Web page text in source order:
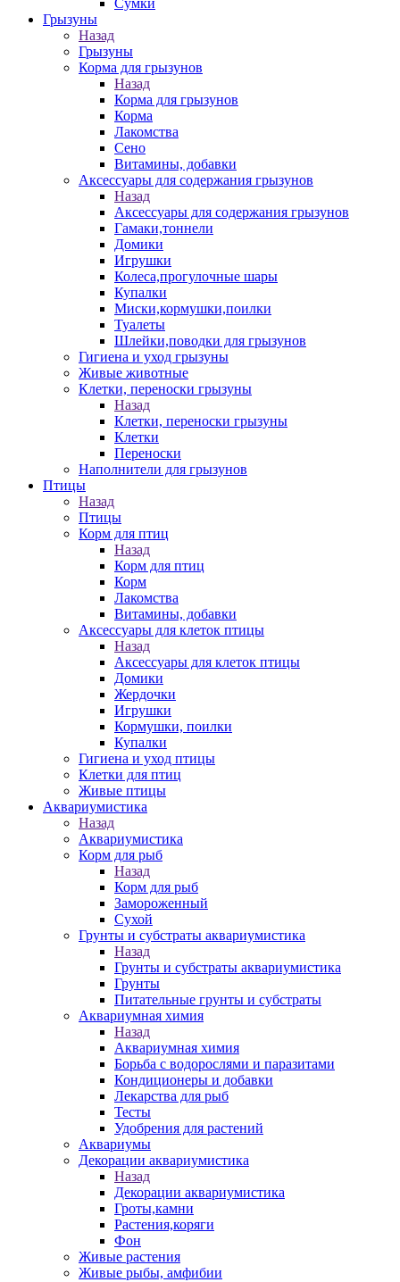
Сумки
Грызуны
Назад
Грызуны
Корма для грызунов
Назад
Корма для грызунов
Корма
Лакомства
Сено
Витамины, добавки
Аксессуары для содержания грызунов
Назад
Аксессуары для содержания грызунов
Гамаки,тоннели
Домики
Игрушки
Колеса,прогулочные шары
Купалки
Миски,кормушки,поилки
Туалеты
Шлейки,поводки для грызунов
Гигиена и уход грызуны
Живые животные
Клетки, переноски грызуны
Назад
Клетки, переноски грызуны
Клетки
Переноски
Наполнители для грызунов
Птицы
Назад
Птицы
Корм для птиц
Назад
Корм для птиц
Корм
Лакомства
Витамины, добавки
Аксессуары для клеток птицы
Назад
Аксессуары для клеток птицы
Домики
Жердочки
Игрушки
Кормушки, поилки
Купалки
Гигиена и уход птицы
Клетки для птиц
Живые птицы
Аквариумистика
Назад
Аквариумистика
Корм для рыб
Назад
Корм для рыб
Замороженный
Сухой
Грунты и субстраты аквариумистика
Назад
Грунты и субстраты аквариумистика
Грунты
Питательные грунты и субстраты
Аквариумная химия
Назад
Аквариумная химия
Борьба с водорослями и паразитами
Кондиционеры и добавки
Лекарства для рыб
Тесты
Удобрения для растений
Аквариумы
Декорации аквариумистика
Назад
Декорации аквариумистика
Гроты,камни
Растения,коряги
Фон
Живые растения
Живые рыбы, амфибии